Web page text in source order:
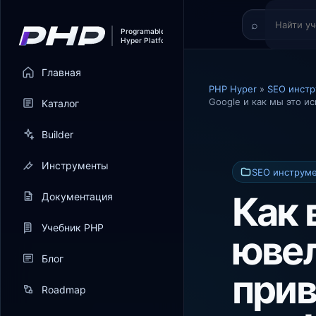
Главная
Каталог
Builder
Инструменты
Документация
Учебник PHP
Блог
Roadmap
PHP Hyper » SEO
Google и как мы это
SEO
Как